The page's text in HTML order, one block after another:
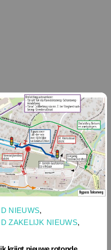
NIEUWS,
ZAKELIJK NIEUWS,